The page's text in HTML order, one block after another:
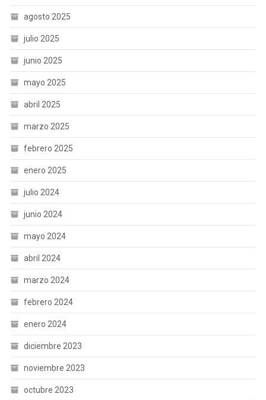
agosto 2025
julio 2025
junio 2025
mayo 2025
abril 2025
marzo 2025
febrero 2025
enero 2025
julio 2024
junio 2024
mayo 2024
abril 2024
marzo 2024
febrero 2024
enero 2024
diciembre 2023
noviembre 2023
octubre 2023